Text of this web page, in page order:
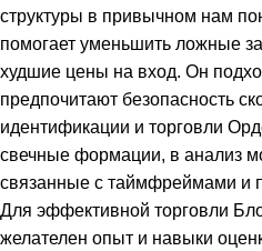
структуры в привычном нам
помогает уменьшить ложные
худшие цены на вход. Он
предпочитают безопасность
идентификации и торговли
свечные формации, в анализ
связанные с таймфреймами и
Для эффективной торговли
желателен опыт и навыки